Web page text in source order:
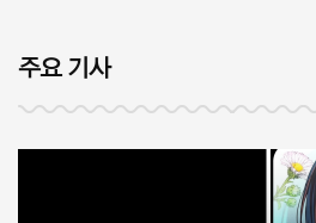
주요 기사